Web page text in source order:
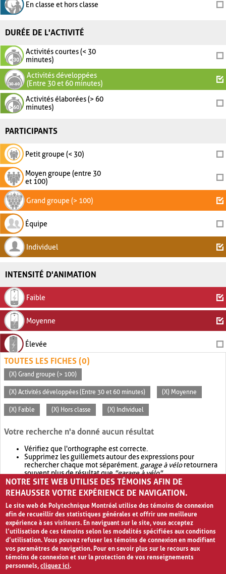
En classe et hors classe
DURÉE DE L'ACTIVITÉ
Activités courtes (< 30
minutes)
Activités développées
(Entre 30 et 60 minutes)
Activités élaborées (> 60
minutes)
PARTICIPANTS
Petit groupe (< 30)
Moyen groupe (entre 30
et 100)
Grand groupe (> 100)
Équipe
Individuel
INTENSITÉ D'ANIMATION
Faible
Moyenne
Élevée
TOUTES LES FICHES (0)
(X) Grand groupe (> 100)
(X) Activités développées (Entre 30 et 60 minutes) (X) Moyenne
(X) Faible (X) Hors classe (X) Individuel
Votre recherche n'a donné aucun résultat
Vérifiez que l'orthographe est correcte.
Supprimez les guillemets autour des expressions pour
rechercher chaque mot séparément. garage à véloretournera
souvent plus de résultat que"garage à vélo".
Envisagez d'élargir votre recherche avec OR.garage OR vélo
retournera souvent plus de résultat quegarage à vélo
NOTRE SITE WEB UTILISE DES TÉMOINS AFIN DE
REHAUSSER VOTRE EXPÉRIENCE DE NAVIGATION.
Le site web de Polytechnique Montréal utilise des témoins de connexion
afin de recueillir des statistiques générales et offrir une meilleure
expérience à ses visiteurs. En naviguant sur le site, vous acceptez
l’utilisation de ces témoins selon les modalités spécifiées aux conditions
d’utilisation. Vous pouvez refuser les témoins de connexion en modifiant
vos paramètres de navigation. Pour en savoir plus sur le recours aux
témoins de connexion et sur la protection de vos renseignements
personnels,cliquez ici.